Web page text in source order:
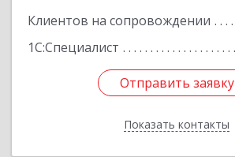
Клиентов на сопровождении
1С:Специалист
Отправить заявку
Показать контакты
Отправить заявку
Назад